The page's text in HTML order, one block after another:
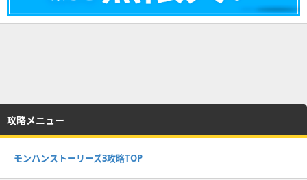
攻略メニュー
モンハンストーリーズ3攻略TOP